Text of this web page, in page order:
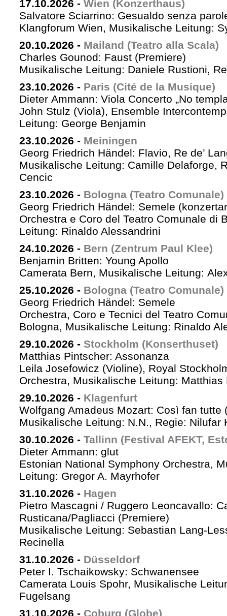
17.10.2026 - Wien (Konzerthaus)
Salvatore Sciarrino: Gesualdo senza
Klangforum Wien, Musikalische Leitung:
20.10.2026 - Mailand (Teatro alla Scala)
Charles Gounod: Faust (Premiere)
Musikalische Leitung: Daniele Rustioni,
23.10.2026 - Paris (Cité de la Musique)
Dieter Ammann: Viola Concerto „No
John Stulz (Viola), Ensemble
Leitung: George Benjamin
23.10.2026 - Meiningen
Georg Friedrich Händel: Flavio, Re de’
Musikalische Leitung: Camille Delaforge,
Cencic
23.10.2026 - Bologna (Teatro Comunale)
Georg Friedrich Händel: Semele
Orchestra e Coro del Teatro Comunale di
Leitung: Rinaldo Alessandrini
24.10.2026 - Bern (Zentrum Paul Klee)
Benjamin Britten: Young Apollo
Camerata Bern, Musikalische Leitung:
25.10.2026 - Bologna (Teatro Comunale)
Georg Friedrich Händel: Semele
Orchestra, Coro e Tecnici del Teatro
Bologna, Musikalische Leitung: Rinaldo
29.10.2026 - Stockholm (Konserthuset)
Matthias Pintscher: Assonanza
Leila Josefowicz (Violine), Royal
Orchestra, Musikalische Leitung: Matthias
29.10.2026 - Klagenfurt
Wolfgang Amadeus Mozart: Così fan tutte
Musikalische Leitung: N.N., Regie: Nilufar
30.10.2026 - Tallinn (Festival AFEKT,
Dieter Ammann: glut
Estonian National Symphony Orchestra,
Leitung: Gregor A. Mayrhofer
31.10.2026 - Hagen
Pietro Mascagni / Ruggero Leoncavallo:
Rusticana/Pagliacci (Premiere)
Musikalische Leitung: Sebastian Lang-
Recinella
31.10.2026 - Düsseldorf
Peter I. Tschaikowsky: Schwanensee
Camerata Louis Spohr, Musikalische
Fugelsang
31.10.2026 - Coburg (Globe)